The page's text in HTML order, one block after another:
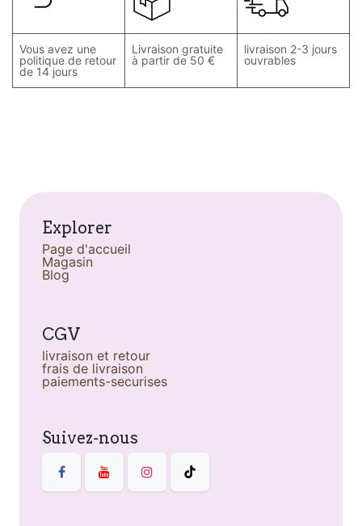
Vous avez une
politique de retour
de 14 jours
Livraison gratuite
à partir de 50 €
livraison 2-3 jours
ouvrables
Explorer
Page d'accueil
Magasin
Blog
CGV
livraison et retour
frais de livraison
paiements-securises
Suivez-nous